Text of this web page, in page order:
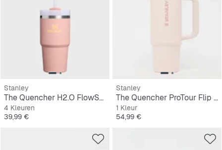
Stanley
The Quencher H2.O FlowState Tumbler | 0,6L
4 Kleuren
Prijs
39,99 €
Stanley
The Quencher ProTour Flip Straw Tumbler | 0,9L
1 Kleur
Prijs
54,99 €